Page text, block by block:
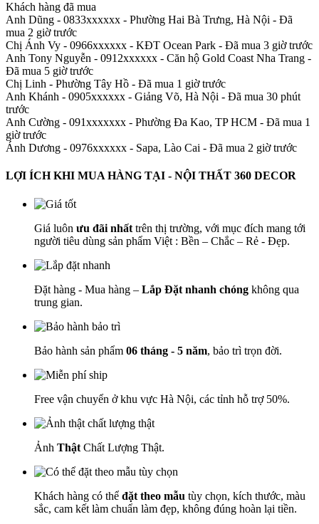
Khách hàng đã mua
Anh Dũng - 0833xxxxxx - Phường Hai Bà Trưng, Hà Nội - Đã
mua 2 giờ trước
Chị Ánh Vy - 0966xxxxxx - KĐT Ocean Park - Đã mua 3 giờ trước
Anh Tony Nguyễn - 0912xxxxxx - Căn hộ Gold Coast Nha Trang -
Đã mua 5 giờ trước
Chị Linh - Phường Tây Hồ - Đã mua 1 giờ trước
Anh Khánh - 0905xxxxxx - Giảng Võ, Hà Nội - Đã mua 30 phút
trước
Anh Cường - 091xxxxxxx - Phường Đa Kao, TP HCM - Đã mua 1
giờ trước
Ánh Dương - 0976xxxxxx - Sapa, Lào Cai - Đã mua 2 giờ trước
LỢI ÍCH KHI MUA HÀNG TẠI - NỘI THẤT 360 DECOR
Giá luôn ưu đãi nhất trên thị trường, với mục đích mang tới
người tiêu dùng sản phẩm Việt : Bền – Chắc – Rẻ - Đẹp.
Đặt hàng - Mua hàng – Lắp Đặt nhanh chóng không qua
trung gian.
Bảo hành sản phẩm 06 tháng - 5 năm, bảo trì trọn đời.
Free vận chuyển ở khu vực Hà Nội, các tỉnh hỗ trợ 50%.
Ảnh Thật Chất Lượng Thật.
Khách hàng có thể đặt theo mẫu tùy chọn, kích thước, màu
sắc, cam kết làm chuẩn làm đẹp, không đúng hoàn lại tiền.